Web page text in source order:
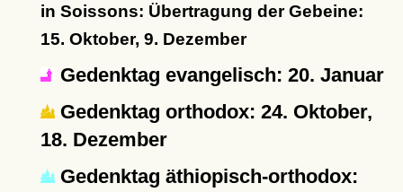
in Soissons: Übertragung der Gebeine:
15. Oktober, 9. Dezember
Gedenktag evangelisch: 20. Januar
Gedenktag orthodox: 24. Oktober,
18. Dezember
Gedenktag äthiopisch-orthodox: